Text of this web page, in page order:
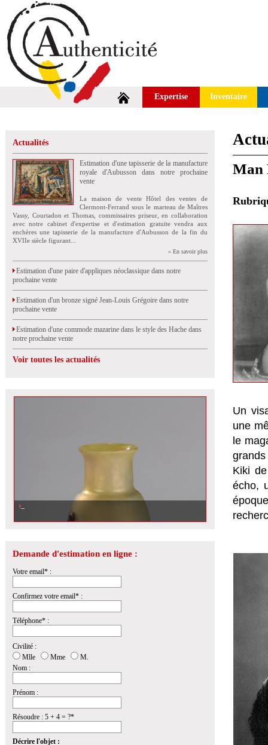
Expertise Inventaire
Actualités
Estimation d'une tapisserie de la manufacture
royale d'Aubusson dans notre prochaine
vente
La maison de vente Hôtel des ventes de
Clermont-Ferrand sous le marteau de Maîtres
Vassy, Courtadon et Thomas, commissaires priseur, en collaboration
avec notre cabinet d'expertise et d'estimation gratuite vendra aux
enchères une tapisserie de la manufacture d'Aubusson de la fin du
XVIIe siècle figurant...
» En savoir plus
Estimation d'une paire d'appliques néoclassique dans notre
prochaine vente
Estimation d'un bronze signé Jean-Louis Grégoire dans notre
prochaine vente
Estimation d'une commode mazarine dans le style des Hache dans
notre prochaine vente
Voir toutes les actualités
Estimation d\'un vase Gallé, vendu
Demande d'estimation en ligne :
Votre email* :
Confirmez votre email* :
Téléphone* :
Civilité :
Mlle
Mme
M.
Nom :
Prénom :
Résoudre : 5 + 4 = ?*
Décrire l'objet :
Man
Un
une
le
Kiki
écho,